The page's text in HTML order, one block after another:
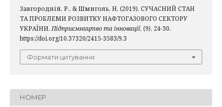
Завгородній, Р., & Шмиголь, Н. (2019). СУЧАСНИЙ СТАН
ТА ПРОБЛЕМИ РОЗВИТКУ НАФТОГАЗОВОГО СЕКТОРУ
УКРАЇНИ. Підприємництво та інновації, (9), 24-30.
https://doi.org/10.37320/2415-3583/9.3
Формати цитування
НОМЕР